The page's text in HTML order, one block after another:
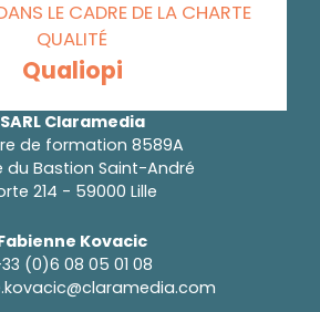
LE CADRE DE LA CHARTE
QUALITÉ
Qualiopi
SARL Claramedia
de formation 8589A
du Bastion Saint-André
214 - 59000 Lille
Kovacic
(0)6 08 05 01 08